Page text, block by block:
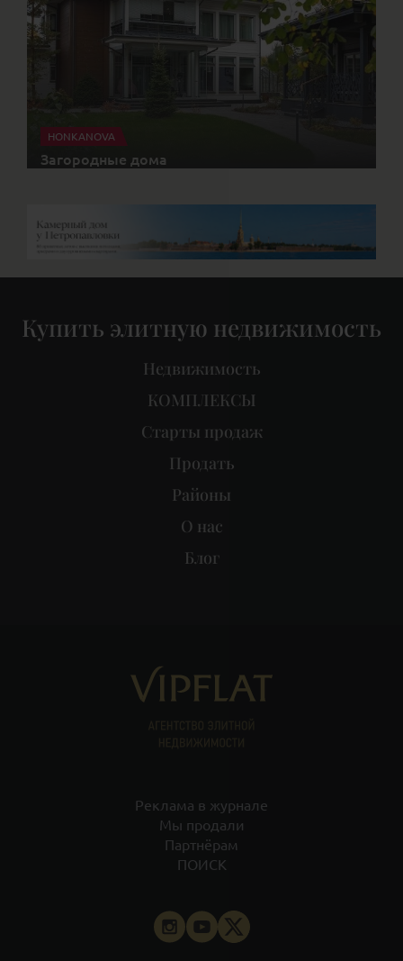
HONKANOVA
Загородные дома
Купить элитную недвижимость
Недвижимость
КОМПЛЕКСЫ
Старты продаж
Продать
Районы
О нас
Блог
Реклама в журнале
Мы продали
Партнёрам
ПОИСК